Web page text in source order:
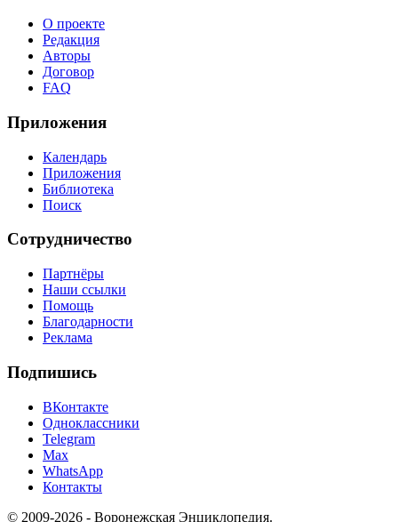
О проекте
Редакция
Авторы
Договор
FAQ
Приложения
Календарь
Приложения
Библиотека
Поиск
Сотрудничество
Партнёры
Наши ссылки
Помощь
Благодарности
Реклама
Подпишись
ВКонтакте
Одноклассники
Telegram
Max
WhatsApp
Контакты
© 2009-2026 - Воронежская Энциклопедия.